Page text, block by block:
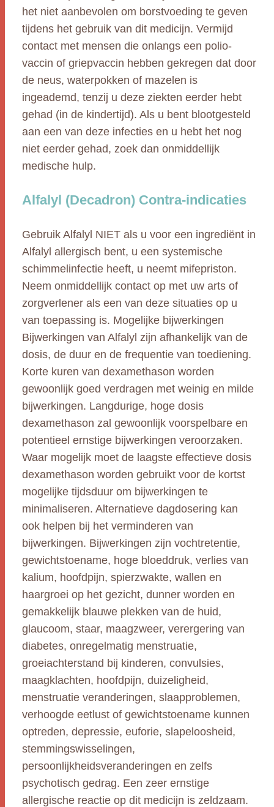
het niet aanbevolen om borstvoeding te geven
tijdens het gebruik van dit medicijn. Vermijd
contact met mensen die onlangs een polio-
vaccin of griepvaccin hebben gekregen dat door
de neus, waterpokken of mazelen is
ingeademd, tenzij u deze ziekten eerder hebt
gehad (in de kindertijd). Als u bent blootgesteld
aan een van deze infecties en u hebt het nog
niet eerder gehad, zoek dan onmiddellijk
medische hulp.
Alfalyl (Decadron) Contra-indicaties
Gebruik Alfalyl NIET als u voor een ingrediënt in
Alfalyl allergisch bent, u een systemische
schimmelinfectie heeft, u neemt mifepriston.
Neem onmiddellijk contact op met uw arts of
zorgverlener als een van deze situaties op u
van toepassing is. Mogelijke bijwerkingen
Bijwerkingen van Alfalyl zijn afhankelijk van de
dosis, de duur en de frequentie van toediening.
Korte kuren van dexamethason worden
gewoonlijk goed verdragen met weinig en milde
bijwerkingen. Langdurige, hoge dosis
dexamethason zal gewoonlijk voorspelbare en
potentieel ernstige bijwerkingen veroorzaken.
Waar mogelijk moet de laagste effectieve dosis
dexamethason worden gebruikt voor de kortst
mogelijke tijdsduur om bijwerkingen te
minimaliseren. Alternatieve dagdosering kan
ook helpen bij het verminderen van
bijwerkingen. Bijwerkingen zijn vochtretentie,
gewichtstoename, hoge bloeddruk, verlies van
kalium, hoofdpijn, spierzwakte, wallen en
haargroei op het gezicht, dunner worden en
gemakkelijk blauwe plekken van de huid,
glaucoom, staar, maagzweer, verergering van
diabetes, onregelmatig menstruatie,
groeiachterstand bij kinderen, convulsies,
maagklachten, hoofdpijn, duizeligheid,
menstruatie veranderingen, slaapproblemen,
verhoogde eetlust of gewichtstoename kunnen
optreden, depressie, euforie, slapeloosheid,
stemmingswisselingen,
persoonlijkheidsveranderingen en zelfs
psychotisch gedrag. Een zeer ernstige
allergische reactie op dit medicijn is zeldzaam.